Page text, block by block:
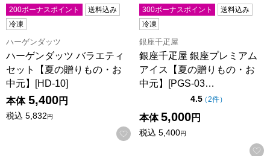
200ボーナスポイント
送料込み
冷凍
ハーゲンダッツ
ハーゲンダッツ バラエティ
セット【夏の贈りもの・お
中元】[HD-10]
本体 5,400円
税込 5,832円
お気に入りに登録する
300ボーナスポイント
送料込み
冷凍
銀座千疋屋
銀座千疋屋 銀座プレミアム
アイス【夏の贈りもの・お
中元】[PGS-03…
4.5点（5点満点中）
（2件の評価
）
本体 5,000円
税込 5,400円